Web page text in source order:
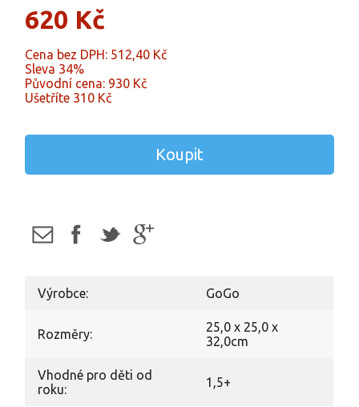
620 Kč
Cena bez DPH: 512,40 Kč
Sleva 34%
Původní cena: 930 Kč
Ušetříte 310 Kč
Koupit
Výrobce: GoGo
Rozměry:
25,0 x 25,0 x
32,0cm
Vhodné pro děti od
roku:
1,5+